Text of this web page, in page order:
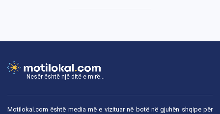
Nesër është një ditë e mirë...
Motilokal.com është media më e vizituar në botë në gjuhën shqipe për